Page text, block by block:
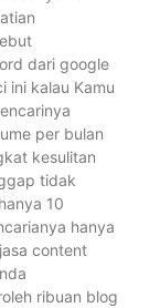
dari google
ini kalau Kamu
per bulan
kesulitan
tidak
10
hanya
content
ribuan blog